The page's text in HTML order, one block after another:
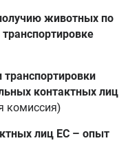
животных по
контактных лиц
комиссия)
лиц ЕС – опыт